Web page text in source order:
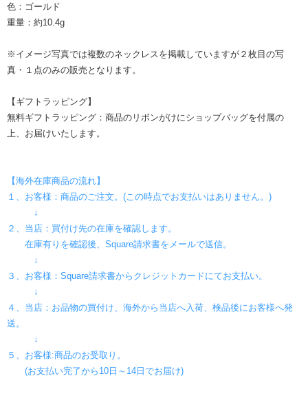
色：ゴールド
重量：約10.4g
※イメージ写真では複数のネックレスを掲載していますが２枚目の写
真・１点のみの販売となります。
【ギフトラッピング】
無料ギフトラッピング：商品のリボンがけにショップバッグを付属の
上、お届けいたします。
【海外在庫商品の流れ】
１、お客様：商品のご注文。(この時点でお支払いはありません。)
↓
２、当店：買付け先の在庫を確認します。
在庫有りを確認後、Square請求書をメールで送信。
↓
３、お客様：Square請求書からクレジットカードにてお支払い。
↓
４、当店：お品物の買付け、海外から当店へ入荷、検品後にお客様へ発
送。
↓
５、お客様:商品のお受取り。
(お支払い完了から10日～14日でお届け)